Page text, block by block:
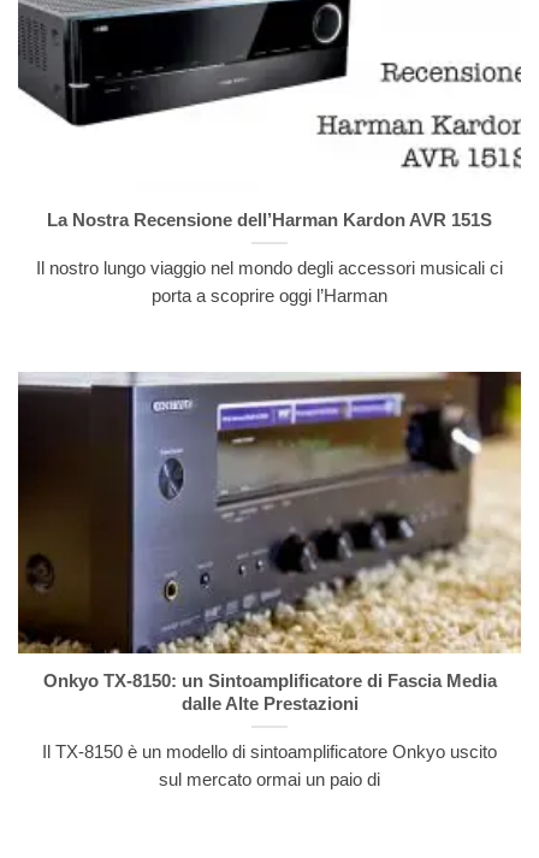
La Nostra Recensione dell’Harman Kardon AVR 151S
Il nostro lungo viaggio nel mondo degli accessori musicali ci
porta a scoprire oggi l’Harman
Onkyo TX-8150: un Sintoamplificatore di Fascia Media
dalle Alte Prestazioni
Il TX-8150 è un modello di sintoamplificatore Onkyo uscito
sul mercato ormai un paio di